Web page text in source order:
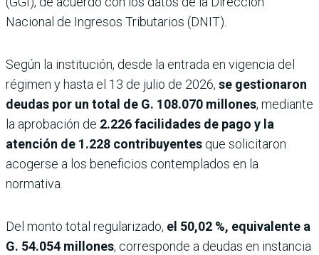
Nacional de Ingresos Tributarios (DNIT).
Según la institución, desde la entrada en vigencia del
régimen y hasta el 13 de julio de 2026, se gestionaron
deudas por un total de G. 108.070 millones, mediante
la aprobación de 2.226 facilidades de pago y la
atención de 1.228 contribuyentes que solicitaron
acogerse a los beneficios contemplados en la
normativa.
Del monto total regularizado, el 50,02 %, equivalente a
G. 54.054 millones, corresponde a deudas en instancia